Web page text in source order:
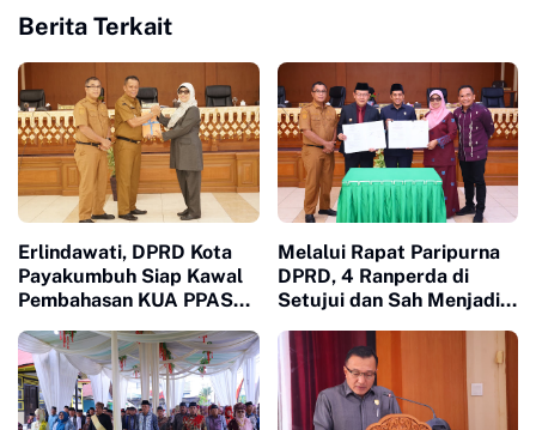
Berita Terkait
Erlindawati, DPRD Kota
Payakumbuh Siap Kawal
Pembahasan KUA PPAS
Melalui Rapat Paripurna
DPRD, 4 Ranperda di
Setujui dan Sah Menjadi